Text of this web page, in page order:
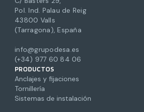
Pol. Ind. Palau de Reig
43800 Valls
(Tarragona), España
info@grupodesa.es
(+34) 977 60 84 06
PRODUCTOS
Anclajes y fijaciones
Tornillería
Sistemas de instalación